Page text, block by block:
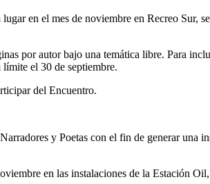
en el mes de noviembre en Recreo Sur,
por autor bajo una temática libre. Para
el 30 de septiembre.
del Encuentro.
y Poetas con el fin de generar una
en las instalaciones de la Estación